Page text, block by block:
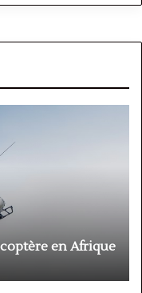
en Afrique